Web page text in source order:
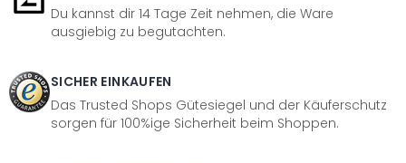
Du kannst dir 14 Tage Zeit nehmen, die Ware
ausgiebig zu begutachten.
SICHER EINKAUFEN
Das Trusted Shops Gütesiegel und der Käuferschutz
sorgen für 100%ige Sicherheit beim Shoppen.